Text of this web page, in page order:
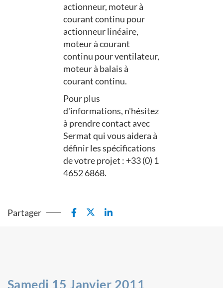
actionneur, moteur à
courant continu pour
actionneur linéaire,
moteur à courant
continu pour ventilateur,
moteur à balais à
courant continu.
Pour plus
d'informations, n'hésitez
à prendre contact avec
Sermat qui vous aidera à
définir les spécifications
de votre projet : +33 (0) 1
4652 6868.
Partager
Samedi 15 Janvier 2011